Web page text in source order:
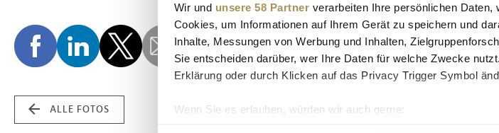
Wir und unsere 58 Partner verarbeiten Ihre persönlichen
Cookies, um Informationen auf Ihrem Gerät zu speichern und
Inhalte, Messungen von Werbung und Inhalten,
Sie entscheiden darüber, wer Ihre Daten für welche Zwecke
Erklärung oder durch Klicken auf das Privacy Trigger Symbol
Wenn Sie es erlauben, würden wir auch gerne:
ALLE FOTOS